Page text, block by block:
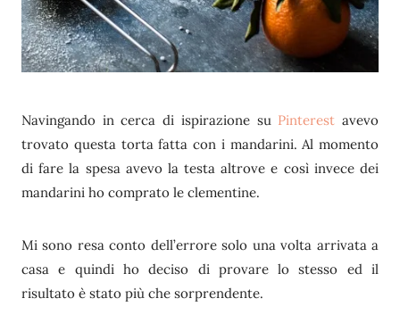
Navingando in cerca di ispirazione su Pinterest avevo
trovato questa torta fatta con i mandarini. Al momento
di fare la spesa avevo la testa altrove e così invece dei
mandarini ho comprato le clementine.
Mi sono resa conto dell’errore solo una volta arrivata a
casa e quindi ho deciso di provare lo stesso ed il
risultato è stato più che sorprendente.